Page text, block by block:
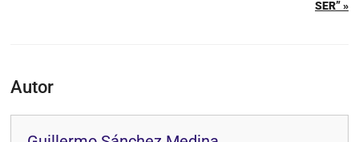
SER” »
Autor